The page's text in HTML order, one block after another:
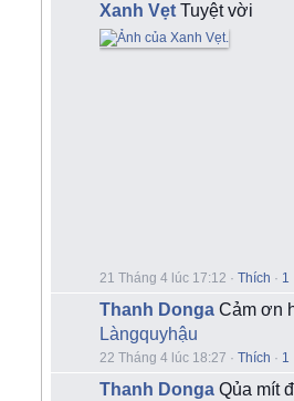
Xanh Vẹt Tuyệt vời
c
e
t
21 Tháng 4 lúc 17:12 · Thích · 1
Thanh Donga Cảm ơn
Làngquyhậu
22 Tháng 4 lúc 18:27 · Thích · 1
Thanh Donga Qủa mít